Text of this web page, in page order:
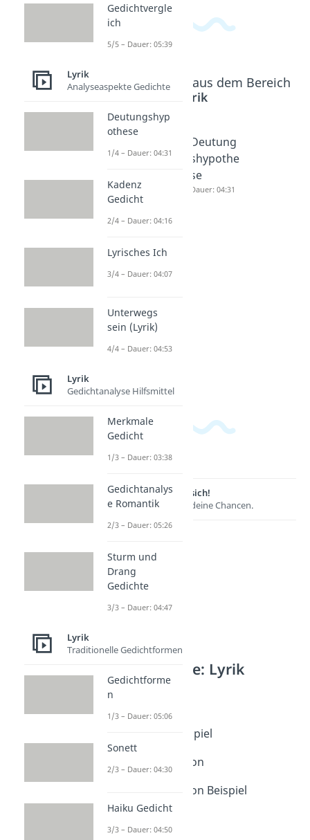
Beliebte Inhalte aus dem Bereich
Lyrik
nterpret
Beispiel
Dauer: 04:50
ergleich
Deutung
shypothe
se
Dauer: 04:31
Lernen lohnt sich!
Entdecke hier deine Chancen.
Weitere Inhalte: Lyrik
Dauer: 05:14
Gedichtanalyse Beispiel
Dauer: 05:06
Gedichtinterpretation
Dauer: 04:46
Gedichtinterpretation Beispiel
Dauer: 04:50
Dauer: 05:39
Gedichtvergle
ich
5/5 – Dauer: 05:39
Lyrik
Analyseaspekte Gedichte
Deutungshyp
othese
1/4 – Dauer: 04:31
Kadenz
Gedicht
2/4 – Dauer: 04:16
Lyrisches Ich
3/4 – Dauer: 04:07
Unterwegs
sein (Lyrik)
4/4 – Dauer: 04:53
Lyrik
Gedichtanalyse Hilfsmittel
Merkmale
Gedicht
1/3 – Dauer: 03:38
Gedichtanalys
e Romantik
2/3 – Dauer: 05:26
Sturm und
Drang
Gedichte
3/3 – Dauer: 04:47
Lyrik
Traditionelle Gedichtformen
Gedichtforme
n
1/3 – Dauer: 05:06
Sonett
2/3 – Dauer: 04:30
Haiku Gedicht
3/3 – Dauer: 04:50